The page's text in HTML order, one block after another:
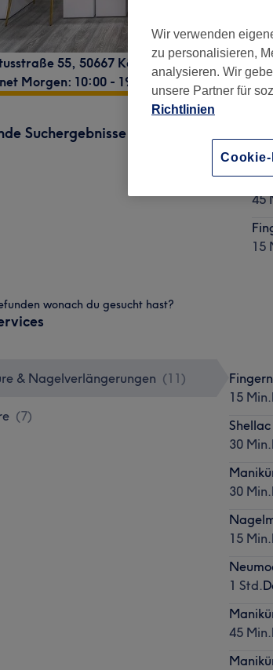
55, 50667 Köln, Deutschland
Morgen: 10:00 - 19:00
Suchergebnisse
30
45
15
wonach du gesucht hast?
& Nagelverlängerungen (11 )
(7)
15 Min.
30 Min.
30 Min.
15 Min.
1 Std.
45 Min.
Wir verwenden
zu personalisieren,
analysieren. Wir
unsere Partner für
Richtlinien